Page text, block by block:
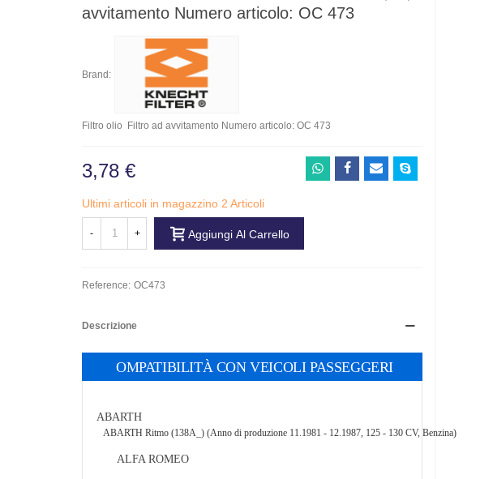
avvitamento Numero articolo: OC 473
Brand:
Filtro olio Filtro ad avvitamento Numero articolo: OC 473
3,78 €
Ultimi articoli in magazzino 2 Articoli
- + Aggiungi Al Carrello
Reference: OC473
Descrizione
OMPATIBILITÀ CON VEICOLI PASSEGGERI
ABARTH
ABARTH Ritmo (138A_) (Anno di produzione 11.1981 - 12.1987, 125 - 130 CV, Benzina)
ALFA ROMEO